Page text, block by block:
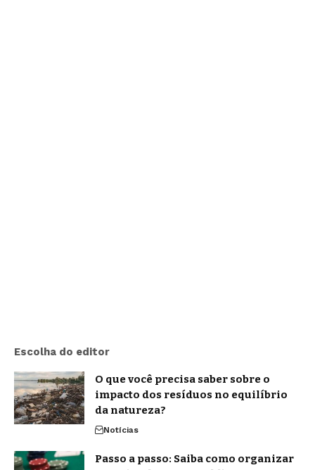
Escolha do editor
O que você precisa saber sobre o
impacto dos resíduos no equilíbrio
da natureza?
Notícias
Passo a passo: Saiba como organizar